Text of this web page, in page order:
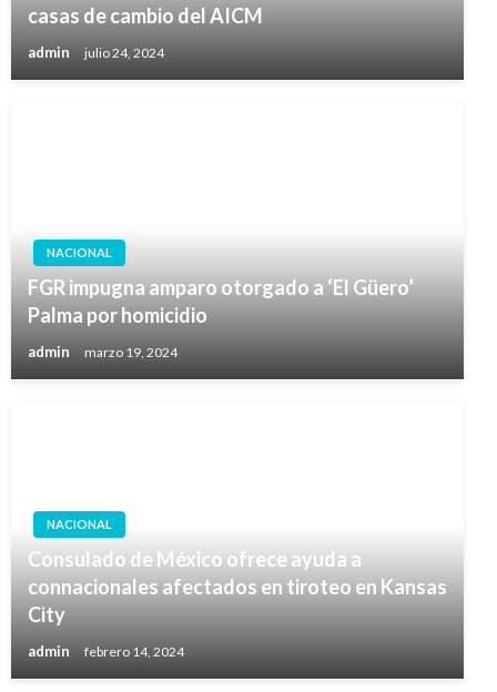
casas de cambio del AICM
admin julio 24, 2024
NACIONAL
FGR impugna amparo otorgado a ‘El Güero’
Palma por homicidio
admin marzo 19, 2024
NACIONAL
Consulado de México ofrece ayuda a
connacionales afectados en tiroteo en Kansas
City
admin febrero 14, 2024